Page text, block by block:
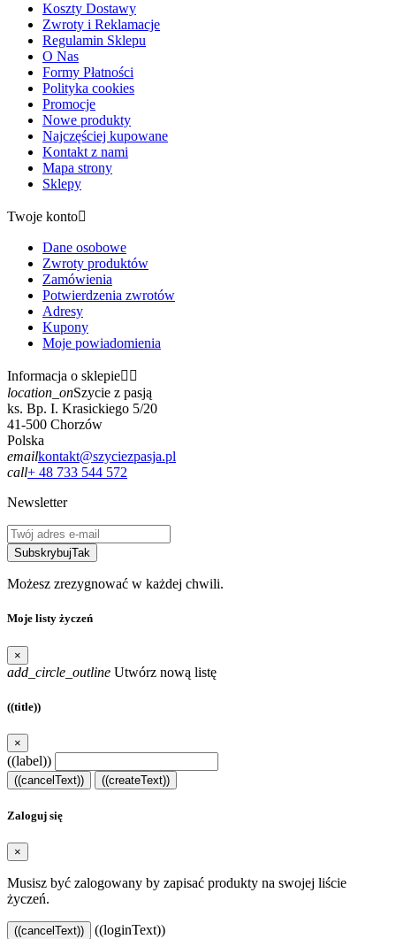
Koszty Dostawy
Zwroty i Reklamacje
Regulamin Sklepu
O Nas
Formy Płatności
Polityka cookies
Promocje
Nowe produkty
Najczęściej kupowane
Kontakt z nami
Mapa strony
Sklepy
Twoje konto
Dane osobowe
Zwroty produktów
Zamówienia
Potwierdzenia zwrotów
Adresy
Kupony
Moje powiadomienia
Informacja o sklepie 
location_onSzycie z pasją
ks. Bp. I. Krasickiego 5/20
41-500 Chorzów
Polska
emailkontakt@szyciezpasja.pl
call+ 48 733 544 572
Newsletter
SubskrybujTak
Możesz zrezygnować w każdej chwili.
Moje listy życzeń
×
add_circle_outline Utwórz nową listę
((title))
×
((label))
((cancelText)) ((createText))
Zaloguj się
×
Musisz być zalogowany by zapisać produkty na swojej liście
życzeń.
((cancelText)) ((loginText))